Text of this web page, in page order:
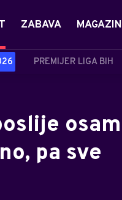
PREMIJER LIGA BIH
ZABAVA MAGAZIN
osam
pa sve